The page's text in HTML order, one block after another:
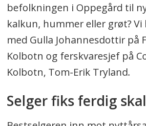
befolkningen i Oppegård til
kalkun, hummer eller grøt? Vi
med Gulla Johannesdottir på
Kolbotn og ferskvaresjef på
Kolbotn, Tom-Erik Tryland.
Selger fiks ferdig